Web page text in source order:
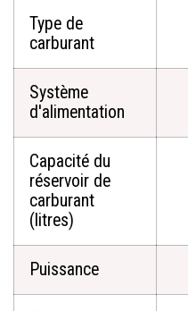
Type de
carburant
Système
d'alimentation
Capacité du
réservoir de
carburant
(litres)
Puissance